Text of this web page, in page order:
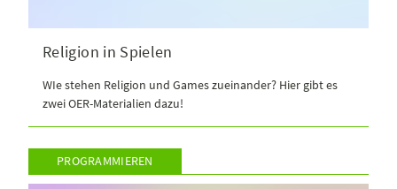
Religion in Spielen
WIe stehen Religion und Games zueinander? Hier gibt es
zwei OER-Materialien dazu!
PROGRAMMIEREN